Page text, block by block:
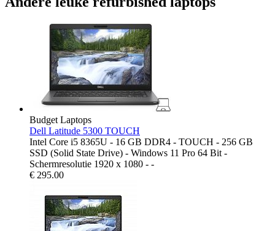
Budget Laptops
Dell Latitude 5300 TOUCH
Intel Core i5 8365U - 16 GB DDR4 - TOUCH - 256 GB
SSD (Solid State Drive) - Windows 11 Pro 64 Bit -
Schermresolutie 1920 x 1080 - -
€ 295.00